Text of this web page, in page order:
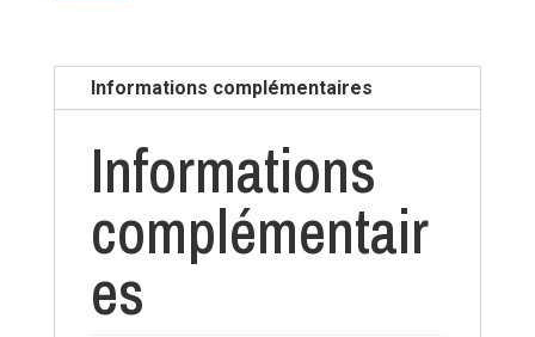
Informations complémentaires
Informations
complémentair
es